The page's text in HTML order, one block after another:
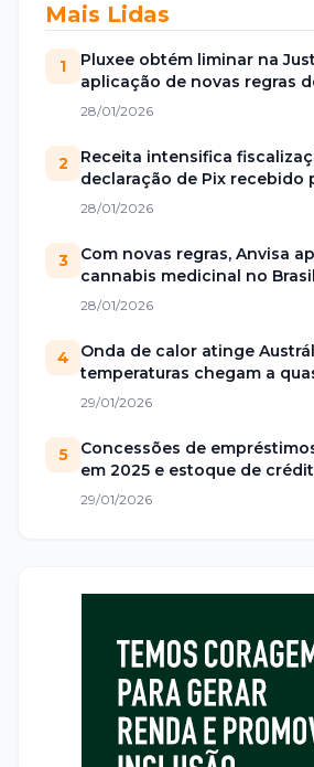
Mais Lidas
1
Pluxee obtém liminar na
aplicação de novas regras
alimentação
28/01/2026
2
Receita intensifica
declaração de Pix recebido
28/01/2026
3
Com novas regras, Anvisa
cannabis medicinal no Brasil
28/01/2026
4
Onda de calor atinge
temperaturas chegam a
29/01/2026
5
Concessões de
em 2025 e estoque de
trilhões no Brasil
29/01/2026